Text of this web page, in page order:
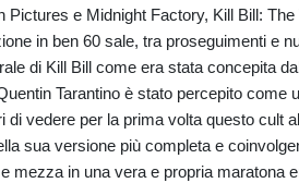
Pictures e Midnight Factory, Kill Bill:
in ben 60 sale, tra proseguimenti e
di Kill Bill come era stata concepita
Tarantino è stato percepito come
di vedere per la prima volta questo cult
sua versione più completa e
mezza in una vera e propria maratona